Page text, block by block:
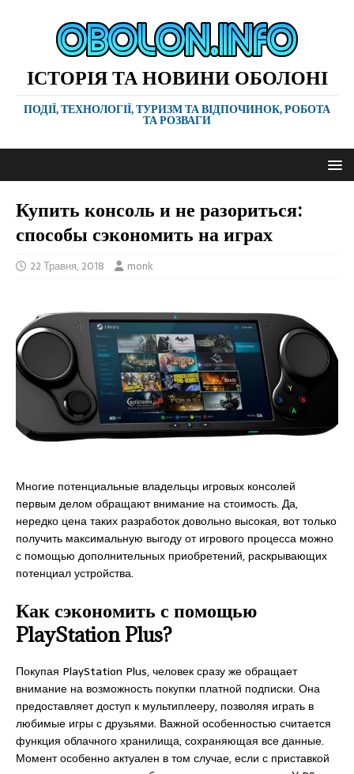
ІСТОРІЯ ТА НОВИНИ ОБОЛОНІ
ПОДІЇ, ТЕХНОЛОГІЇ, ТУРИЗМ ТА ВІДПОЧИНОК, РОБОТА
ТА РОЗВАГИ
Купить консоль и не разориться:
способы сэкономить на играх
22 Травня, 2018 monk
Многие потенциальные владельцы игровых консолей
первым делом обращают внимание на стоимость. Да,
нередко цена таких разработок довольно высокая, вот только
получить максимальную выгоду от игрового процесса можно
с помощью дополнительных приобретений, раскрывающих
потенциал устройства.
Как сэкономить с помощью
PlayStation Plus?
Покупая PlayStation Plus, человек сразу же обращает
внимание на возможность покупки платной подписки. Она
предоставляет доступ к мультиплееру, позволяя играть в
любимые игры с друзьями. Важной особенностью считается
функция облачного хранилища, сохраняющая все данные.
Момент особенно актуален в том случае, если с приставкой